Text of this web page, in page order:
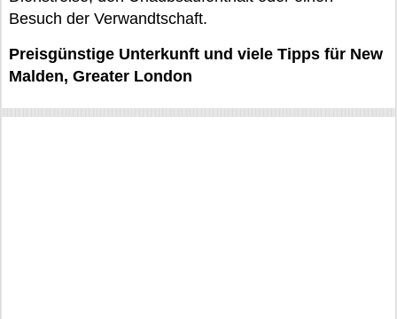
Besuch der Verwandtschaft.
Preisgünstige Unterkunft und viele Tipps für New
Malden, Greater London